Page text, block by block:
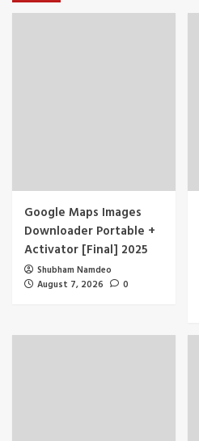
Google Maps Images
Downloader Portable +
Activator [Final] 2025
Shubham Namdeo
August 7, 2026
0